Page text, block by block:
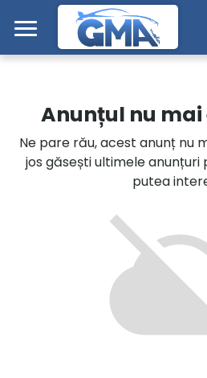
Mergi direct la conținutul principal
Autoturisme
Motociclete
Autoutilitare
Alte tipuri vehicule
Anunțul nu mai
Ne pare rău, acest anunț nu
jos găsești ultimele
putea